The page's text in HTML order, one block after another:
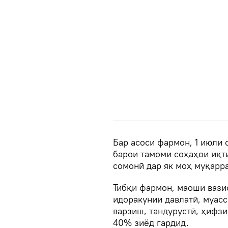
Бар асоси фармон, 1 июли
барои тамоми соҳаҳои
сомонӣ дар як моҳ
Тибқи фармон, маоши
идоракунии давлатӣ,
варзиш, тандурустӣ,
40% зиёд гардид.